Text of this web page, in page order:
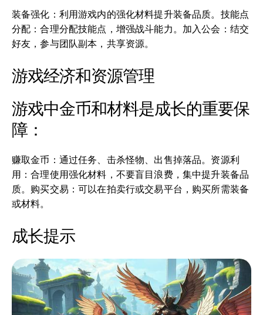
装备强化：利用游戏内的强化材料提升装备品质。技能点
分配：合理分配技能点，增强战斗能力。加入公会：结交
好友，参与团队副本，共享资源。
游戏经济和资源管理
游戏中金币和材料是成长的重要保
障：
赚取金币：通过任务、击杀怪物、出售掉落品。资源利
用：合理使用强化材料，不要盲目浪费，集中提升装备品
质。购买交易：可以在拍卖行或交易平台，购买所需装备
或材料。
成长提示